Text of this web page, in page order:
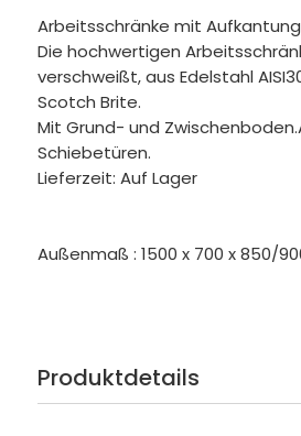
Arbeitsschränke mit Aufkantung
Die hochwertigen
verschweißt, aus Edelstahl
Scotch Brite.
Mit Grund- und
Schiebetüren.
Lieferzeit: Auf Lager
Außenmaß : 1500 x 700 x 850/
Produktdetails